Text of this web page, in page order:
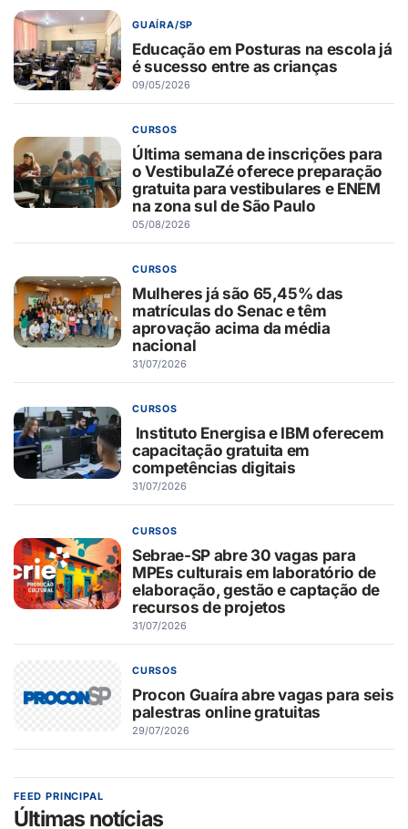
GUAÍRA/SP
Educação em Posturas na escola já
é sucesso entre as crianças
09/05/2026
CURSOS
Última semana de inscrições para
o VestibulaZé oferece preparação
gratuita para vestibulares e ENEM
na zona sul de São Paulo
05/08/2026
CURSOS
Mulheres já são 65,45% das
matrículas do Senac e têm
aprovação acima da média
nacional
31/07/2026
CURSOS
Instituto Energisa e IBM oferecem
capacitação gratuita em
competências digitais
31/07/2026
CURSOS
Sebrae-SP abre 30 vagas para
MPEs culturais em laboratório de
elaboração, gestão e captação de
recursos de projetos
31/07/2026
CURSOS
Procon Guaíra abre vagas para seis
palestras online gratuitas
29/07/2026
FEED PRINCIPAL
Últimas notícias